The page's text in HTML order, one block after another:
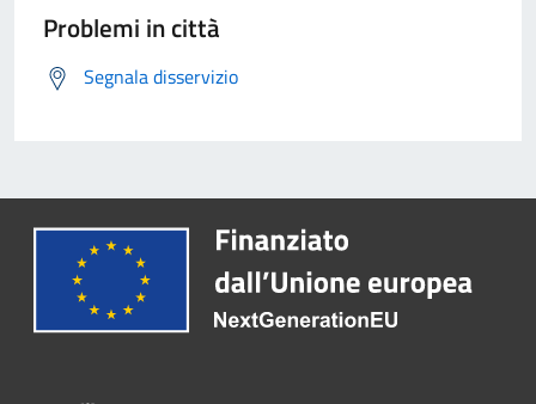
Problemi in città
Segnala disservizio